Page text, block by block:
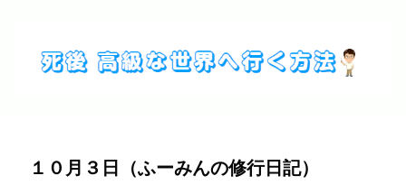
１０月３日（ふーみんの修行日記）